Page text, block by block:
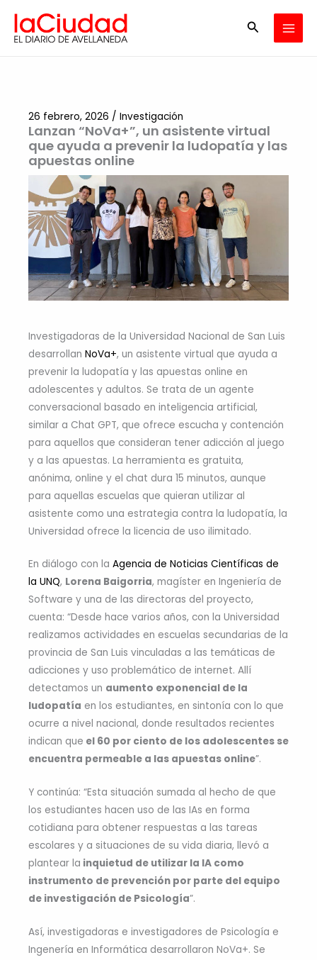
contenido
Buscar
Lanzan “NoVa+”, un asistente virtual
que ayuda a prevenir la ludopatía y las
apuestas online
26 febrero, 2026 / Investigación
Investigadoras de la Universidad Nacional de San Luis
desarrollan NoVa+, un asistente virtual que ayuda a
prevenir la ludopatía y las apuestas online en
adolescentes y adultos. Se trata de un agente
conversacional basado en inteligencia artificial,
similar a Chat GPT, que ofrece escucha y contención
para aquellos que consideran tener adicción al juego
y a las apuestas. La herramienta es gratuita,
anónima, online y el chat dura 15 minutos, aunque
para aquellas escuelas que quieran utilizar al
asistente como una estrategia contra la ludopatía, la
Universidad ofrece la licencia de uso ilimitado.
En diálogo con la Agencia de Noticias Científicas de
la UNQ, Lorena Baigorria, magíster en Ingeniería de
Software y una de las directoras del proyecto,
cuenta: “Desde hace varios años, con la Universidad
realizamos actividades en escuelas secundarias de la
provincia de San Luis vinculadas a las temáticas de
adicciones y uso problemático de internet. Allí
detectamos un aumento exponencial de la
ludopatía en los estudiantes, en sintonía con lo que
ocurre a nivel nacional, donde resultados recientes
indican que el 60 por ciento de los adolescentes se
encuentra permeable a las apuestas online”.
Y continúa: “Esta situación sumada al hecho de que
los estudiantes hacen uso de las IAs en forma
cotidiana para obtener respuestas a las tareas
escolares y a situaciones de su vida diaria, llevó a
plantear la inquietud de utilizar la IA como
instrumento de prevención por parte del equipo
de investigación de Psicología”.
Así, investigadoras e investigadores de Psicología e
Ingenería en Informática desarrollaron NoVa+. Se